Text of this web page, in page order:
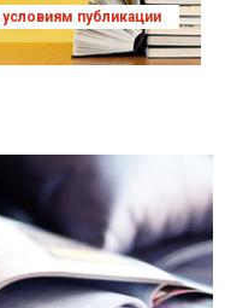
условиям публикации